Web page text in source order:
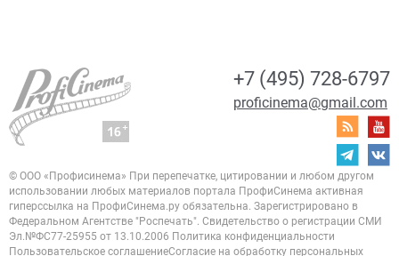
+7 (495) 728-6797
proficinema@gmail.com
© ООО «Профисинема» При перепечатке, цитировании и любом другом
использовании любых материалов портала ПрофиСинема активная
гиперссылка на ПрофиСинема.ру обязательна. Зарегистрировано в
Федеральном Агентстве "Роспечать". Свидетельство о регистрации СМИ
Эл.№ФС77-25955 от 13.10.2006 Политика конфиденциальности
Пользовательское соглашениеСогласие на обработку персональных